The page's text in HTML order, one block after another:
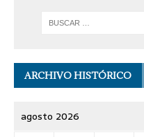
ARCHIVO HISTÓRICO
agosto 2026